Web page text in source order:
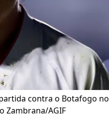
contra o Botafogo no
Zambrana/AGIF